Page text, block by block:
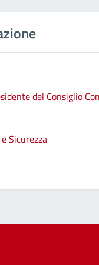
del Consiglio
Sicurezza